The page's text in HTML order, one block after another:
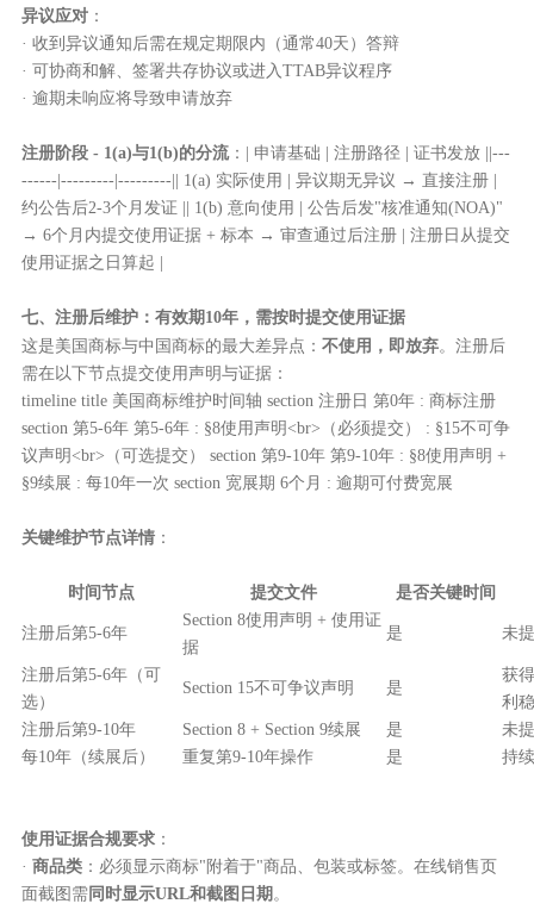
异议应对：
· 收到异议通知后需在规定期限内（通常40天）答辩
· 可协商和解、签署共存协议或进入TTAB异议程序
· 逾期未响应将导致申请放弃
注册阶段 - 1(a)与1(b)的分流：| 申请基础 | 注册路径 | 证书发放 ||---
------|---------|---------|| 1(a) 实际使用 | 异议期无异议 → 直接注册 |
约公告后2-3个月发证 || 1(b) 意向使用 | 公告后发"核准通知(NOA)"
→ 6个月内提交使用证据 + 标本 → 审查通过后注册 | 注册日从提交
使用证据之日算起 |
七、注册后维护：有效期10年，需按时提交使用证据
这是美国商标与中国商标的最大差异点： 不使用，即放弃。注册后
需在以下节点提交使用声明与证据：
timeline title 美国商标维护时间轴 section 注册日 第0年 : 商标注册
section 第5-6年 第5-6年 : §8使用声明<br>（必须提交） : §15不可争
议声明<br>（可选提交） section 第9-10年 第9-10年 : §8使用声明 +
§9续展 : 每10年一次 section 宽展期 6个月 : 逾期可付费宽展
关键维护节点详情：
时间节点 提交文件 是否关键时间
注册后第5-6年
Section 8使用声明 + 使用证
据
是 未
注册后第5-6年（可
选）
Section 15不可争议声明 是
获
利
注册后第9-10年
Section 8 + Section 9续展 是
未
每10年（续展后）
重复第9-10年操作 是 持
使用证据合规要求：
· 商品类：必须显示商标"附着于"商品、包装或标签。在线销售页
面截图需同时显示URL和截图日期 。